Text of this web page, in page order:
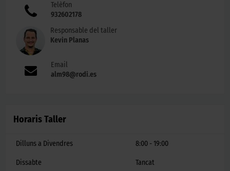
Telèfon
932602178
Responsable del taller
Kevin Planas
Email
alm98@rodi.es
Horaris Taller
Dilluns a Divendres 8:00 - 19:00
Dissabte Tancat